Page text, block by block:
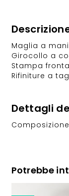
Maglia a
Girocollo a
Stampa
Rifiniture a
Dettagli
Potrebbe